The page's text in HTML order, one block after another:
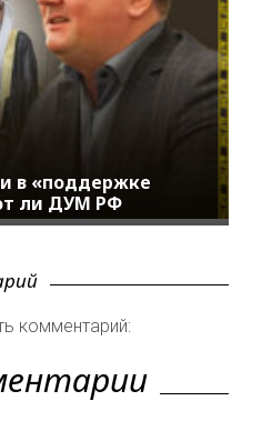
в «поддержке
ли ДУМ РФ
комментарий: